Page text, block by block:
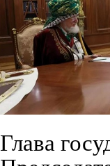
Глава